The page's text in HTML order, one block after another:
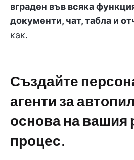
вграден във всяка
документи, чат, табла и
как.
Създайте
агенти за
основа на вашия
процес.